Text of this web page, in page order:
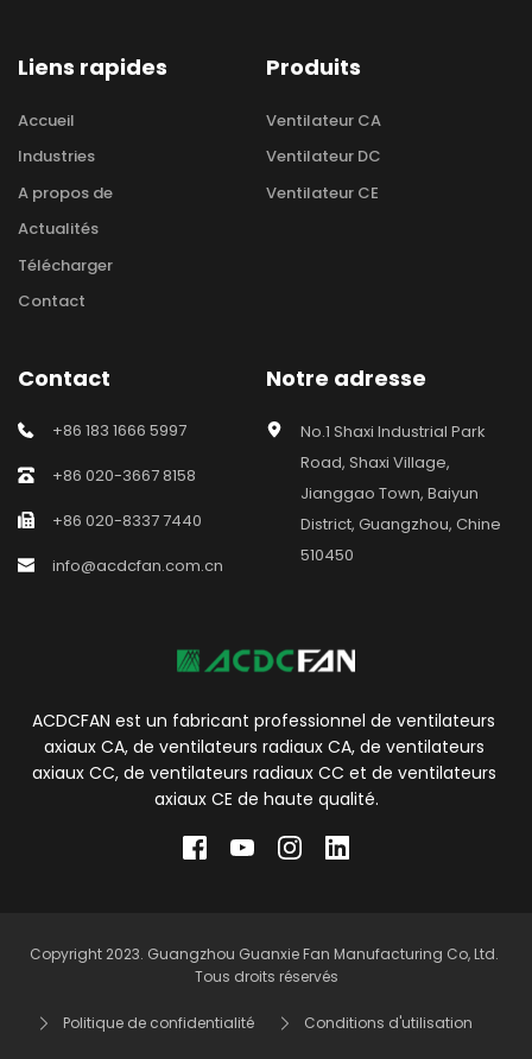
Liens rapides
Accueil
Industries
A propos de
Actualités
Télécharger
Contact
Produits
Ventilateur CA
Ventilateur DC
Ventilateur CE
Contact
+86 183 1666 5997
+86 020-3667 8158
+86 020-8337 7440
info@acdcfan.com.cn
Notre adresse
No.1 Shaxi Industrial Park
Road, Shaxi Village,
Jianggao Town, Baiyun
District, Guangzhou, Chine
510450
ACDCFAN est un fabricant professionnel de ventilateurs
axiaux CA, de ventilateurs radiaux CA, de ventilateurs
axiaux CC, de ventilateurs radiaux CC et de ventilateurs
axiaux CE de haute qualité.
Copyright 2023. Guangzhou Guanxie Fan Manufacturing Co, Ltd.
Tous droits réservés
Politique de confidentialité Conditions d'utilisation